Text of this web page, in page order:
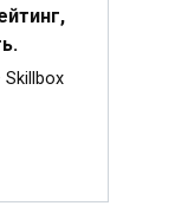
Skillbox